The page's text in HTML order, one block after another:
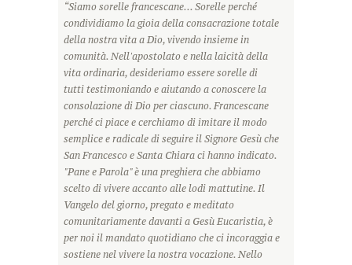
“Siamo sorelle francescane... Sorelle perché
condividiamo la gioia della consacrazione totale
della nostra vita a Dio, vivendo insieme in
comunità. Nell'apostolato e nella laicità della
vita ordinaria, desideriamo essere sorelle di
tutti testimoniando e aiutando a conoscere la
consolazione di Dio per ciascuno. Francescane
perché ci piace e cerchiamo di imitare il modo
semplice e radicale di seguire il Signore Gesù che
San Francesco e Santa Chiara ci hanno indicato.
"Pane e Parola" è una preghiera che abbiamo
scelto di vivere accanto alle lodi mattutine. Il
Vangelo del giorno, pregato e meditato
comunitariamente davanti a Gesù Eucaristia, è
per noi il mandato quotidiano che ci incoraggia e
sostiene nel vivere la nostra vocazione. Nello